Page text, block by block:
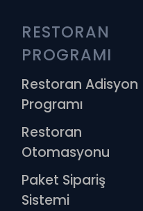
RESTORAN
PROGRAMI
Restoran Adisyon
Programı
Restoran
Otomasyonu
Paket Sipariş
Sistemi